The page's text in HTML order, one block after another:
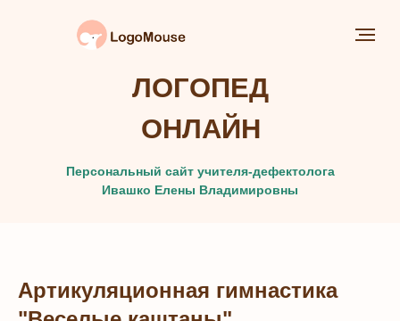
ЛОГОПЕД
ОНЛАЙН
Персональный сайт учителя-дефектолога
Ивашко Елены Владимировны
Артикуляционная гимнастика